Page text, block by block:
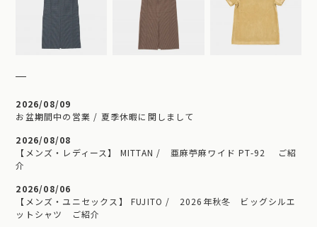
2026/08/09
お盆期間中の営業 / 夏季休暇に関しまして
2026/08/08
【メンズ・レディース】 MITTAN / 亜麻苧麻ワイド PT-92 ご紹
介
2026/08/06
【メンズ・ユニセックス】 FUJITO / 2026年秋冬 ビッグシルエ
ットシャツ ご紹介